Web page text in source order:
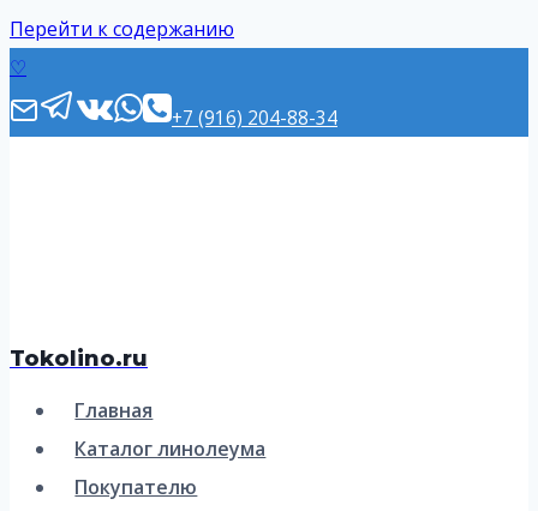
Перейти к содержанию
♡
+7 (916) 204-88-34
Tokolino.ru
Главная
Каталог линолеума
Покупателю